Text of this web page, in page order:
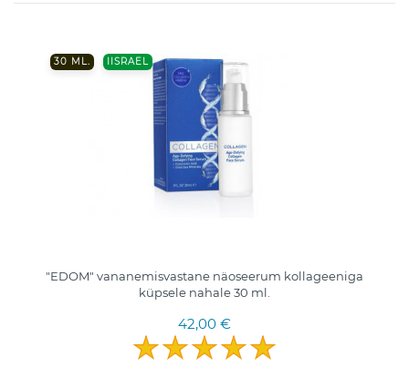
30 ML. IISRAEL
"EDOM" vananemisvastane näoseerum kollageeniga
küpsele nahale 30 ml.
42,00 €